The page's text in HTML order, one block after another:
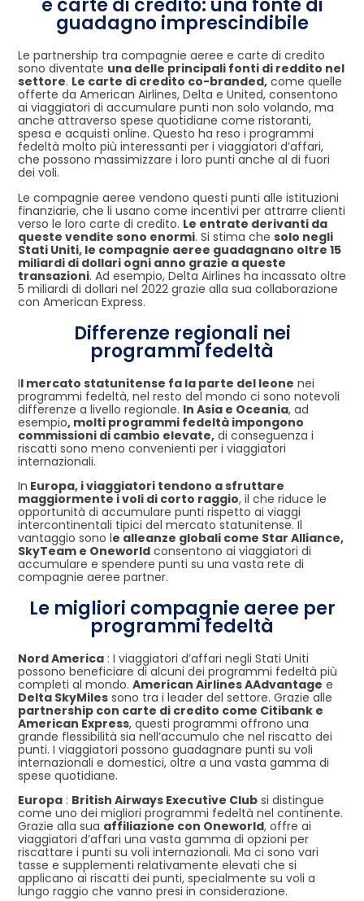
e carte di credito: una fonte di
guadagno imprescindibile
Le partnership tra compagnie aeree e carte di credito
sono diventate una delle principali fonti di reddito nel
settore. Le carte di credito co-branded, come quelle
offerte da American Airlines, Delta e United, consentono
ai viaggiatori di accumulare punti non solo volando, ma
anche attraverso spese quotidiane come ristoranti,
spesa e acquisti online. Questo ha reso i programmi
fedeltà molto più interessanti per i viaggiatori d’affari,
che possono massimizzare i loro punti anche al di fuori
dei voli.
Le compagnie aeree vendono questi punti alle istituzioni
finanziarie, che li usano come incentivi per attrarre clienti
verso le loro carte di credito. Le entrate derivanti da
queste vendite sono enormi. Si stima che solo negli
Stati Uniti, le compagnie aeree guadagnano oltre 15
miliardi di dollari ogni anno grazie a queste
transazioni. Ad esempio, Delta Airlines ha incassato oltre
5 miliardi di dollari nel 2022 grazie alla sua collaborazione
con American Express.
Differenze regionali nei
programmi fedeltà
Il mercato statunitense fa la parte del leone nei
programmi fedeltà, nel resto del mondo ci sono notevoli
differenze a livello regionale. In Asia e Oceania, ad
esempio, molti programmi fedeltà impongono
commissioni di cambio elevate, di conseguenza i
riscatti sono meno convenienti per i viaggiatori
internazionali.
In Europa, i viaggiatori tendono a sfruttare
maggiormente i voli di corto raggio, il che riduce le
opportunità di accumulare punti rispetto ai viaggi
intercontinentali tipici del mercato statunitense. Il
vantaggio sono le alleanze globali come Star Alliance,
SkyTeam e Oneworld consentono ai viaggiatori di
accumulare e spendere punti su una vasta rete di
compagnie aeree partner.
Le migliori compagnie aeree per
programmi fedeltà
Nord America : I viaggiatori d’affari negli Stati Uniti
possono beneficiare di alcuni dei programmi fedeltà più
completi al mondo. American Airlines AAdvantage e
Delta SkyMiles sono tra i leader del settore. Grazie alle
partnership con carte di credito come Citibank e
American Express, questi programmi offrono una
grande flessibilità sia nell’accumulo che nel riscatto dei
punti. I viaggiatori possono guadagnare punti su voli
internazionali e domestici, oltre a una vasta gamma di
spese quotidiane.
Europa : British Airways Executive Club si distingue
come uno dei migliori programmi fedeltà nel continente.
Grazie alla sua affiliazione con Oneworld, offre ai
viaggiatori d’affari una vasta gamma di opzioni per
riscattare i punti su voli internazionali. Ma ci sono vari
tasse e supplementi relativamente elevati che si
applicano ai riscatti dei punti, specialmente su voli a
lungo raggio che vanno presi in considerazione.